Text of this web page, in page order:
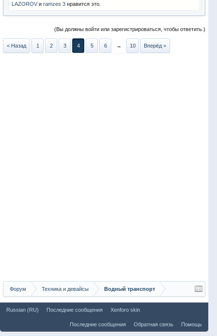
LAZOROV и ramzes 3 нравится это.
(Вы должны войти или зарегистрироваться, чтобы ответить.)
< Назад 1 2 3 4 5 6 → 10 Вперёд >
Форум Техника и девайсы Водный транспорт
Russian (RU) Последние сообщения Xenforo skin
Последние сообщения Обратная связь Помощь